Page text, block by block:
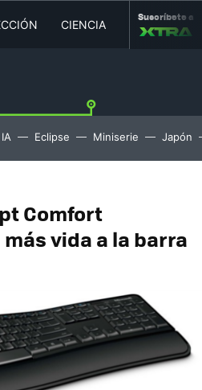
CIENCIA MOVILIDAD
Suscríbete a
IA Eclipse Miniserie Japón
Comfort
vida a la barra